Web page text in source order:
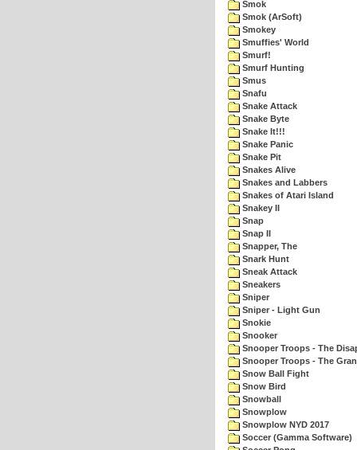
Smok
Smok (ArSoft)
Smokey
Smuffies' World
Smurf!
Smurf Hunting
Smus
Snafu
Snake Attack
Snake Byte
Snake It!!!
Snake Panic
Snake Pit
Snakes Alive
Snakes and Labbers
Snakes of Atari Island
Snakey II
Snap
Snap II
Snapper, The
Snark Hunt
Sneak Attack
Sneakers
Sniper
Sniper - Light Gun
Snokie
Snooker
Snooper Troops - The
Snooper Troops - The
Snow Ball Fight
Snow Bird
Snowball
Snowplow
Snowplow NYD 2017
Soccer (Gamma Software)